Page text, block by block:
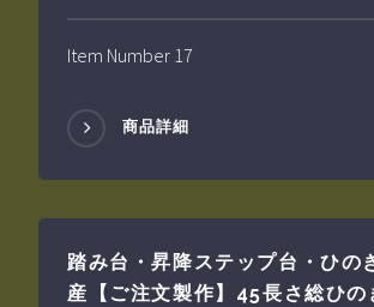
Item Number 17
商品詳細
踏み台・昇降ステップ台・ひの
産【ご注文製作】45長さ総ひの